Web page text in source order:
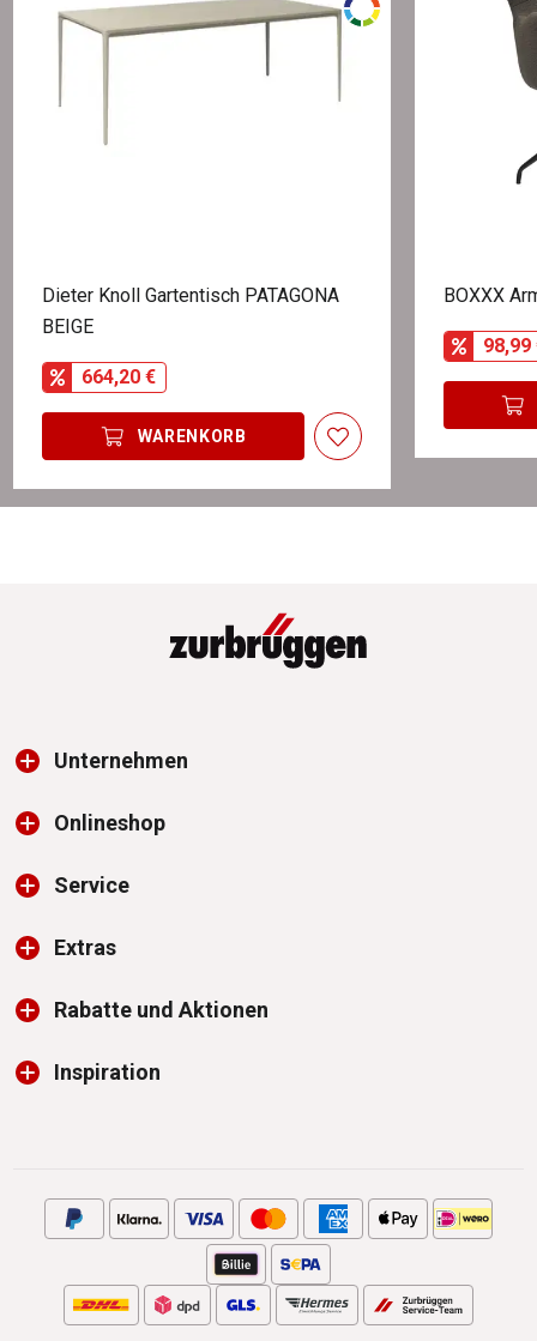
Dieter Knoll Gartentisch PATAGONA
BEIGE
664,20 €
WARENKORB
BOXXX
98,99
Unternehmen
Onlineshop
Service
Extras
Rabatte und Aktionen
Inspiration